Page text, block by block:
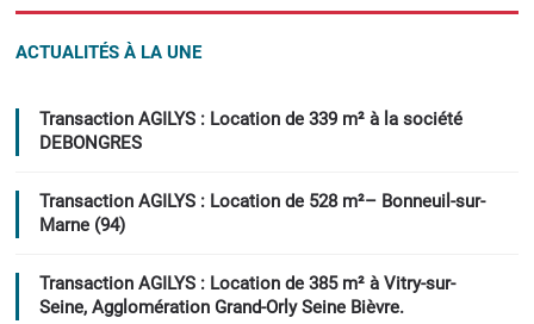
ACTUALITÉS À LA UNE
Transaction AGILYS : Location de 339 m² à la société
DEBONGRES
Transaction AGILYS : Location de 528 m²– Bonneuil-sur-
Marne (94)
Transaction AGILYS : Location de 385 m² à Vitry-sur-
Seine, Agglomération Grand-Orly Seine Bièvre.